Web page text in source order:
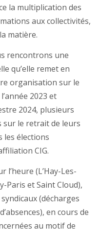
la multiplication des
aux collectivités,
matière.
rencontrons une
qu’elle remet en
organisation sur le
2023 et
2024, plusieurs
sur le retrait de leurs
les élections
CIG.
l’heure (L’Hay-Les-
Paris et Saint Cloud),
(décharges
en cours de
au motif de